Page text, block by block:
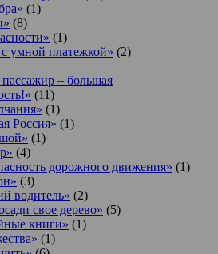
(1)
(8)
(1)
умной платежкой» (2)
– большая
(11)
(1)
Россия» (1)
(1)
(4)
дорожного движения» (1)
(3)
водитель» (2)
свое дерево» (5)
книги» (1)
(1)